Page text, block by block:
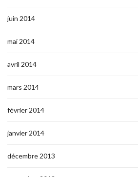
juin 2014
mai 2014
avril 2014
mars 2014
février 2014
janvier 2014
décembre 2013